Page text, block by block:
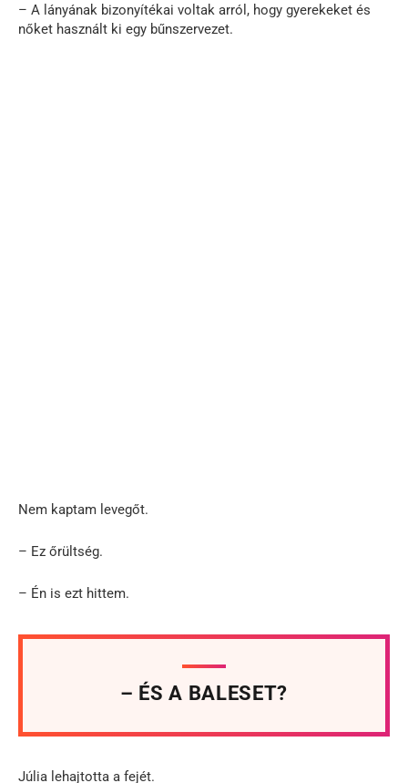
– A lányának bizonyítékai voltak arról, hogy gyerekeket és
nőket használt ki egy bűnszervezet.
Nem kaptam levegőt.
– Ez őrültség.
– Én is ezt hittem.
– ÉS A BALESET?
Júlia lehajtotta a fejét.